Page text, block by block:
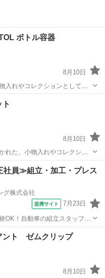
ボトル容器
8月10日
入れやコレクションとして活
。 ★キシリトールガムの詰替
8月10日
れた、小物入れやコレクショ
スチール - 形
クリームソーダ、猫、装飾モ
員≫組立・加工・プレス
グ株式会社
提携サイト 7月23日
OK！自動車の組立スタッフ
外の各部品・ハンドル・足回
ント ゼムクリップ
8月10日